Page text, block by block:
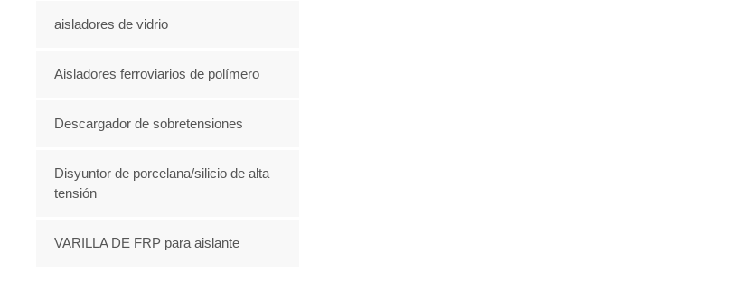
aisladores de vidrio
Aisladores ferroviarios de polímero
Descargador de sobretensiones
Disyuntor de porcelana/silicio de alta
tensión
VARILLA DE FRP para aislante